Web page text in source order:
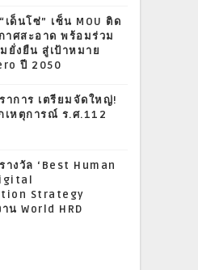
ด็นโซ่” เซ็น MOU ติด
าศสะอาด พร้อมร่วม
ยั่งยืน สู่เป้าหมาย
ปี 2050
าการ เตรียมจัดใหญ่!
เหตุการณ์ ร.ศ.112
างวัล ‘Best Human
Strategy
น World HRD